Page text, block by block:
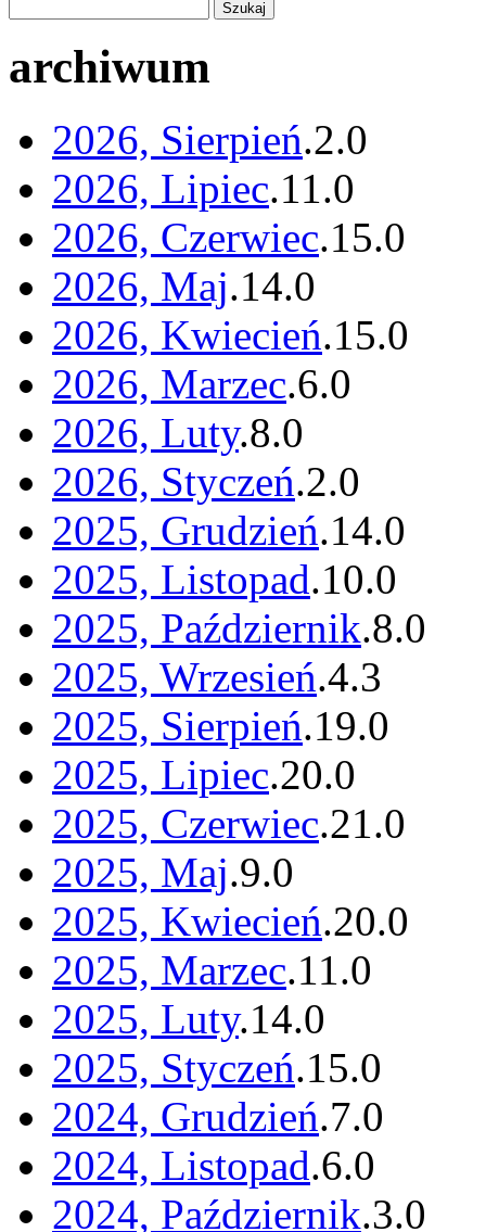
archiwum
2026, Sierpień.2.0
2026, Lipiec.11.0
2026, Czerwiec.15.0
2026, Maj.14.0
2026, Kwiecień.15.0
2026, Marzec.6.0
2026, Luty.8.0
2026, Styczeń.2.0
2025, Grudzień.14.0
2025, Listopad.10.0
2025, Październik.8.0
2025, Wrzesień.4.3
2025, Sierpień.19.0
2025, Lipiec.20.0
2025, Czerwiec.21.0
2025, Maj.9.0
2025, Kwiecień.20.0
2025, Marzec.11.0
2025, Luty.14.0
2025, Styczeń.15.0
2024, Grudzień.7.0
2024, Listopad.6.0
2024, Październik.3.0